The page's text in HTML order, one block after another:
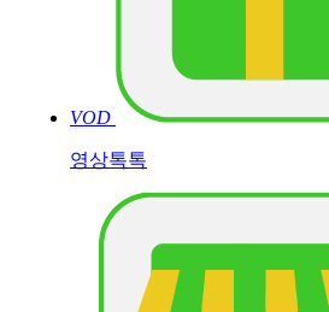
VOD
영상톡톡